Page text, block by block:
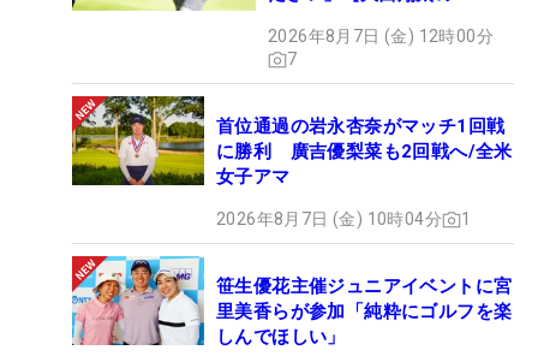
2026年8月7日 (金) 12時00分
7
首位通過の岩永杏奈がマッチ1回戦
に勝利 廣吉優梨菜も2回戦へ/全米
女子アマ
2026年8月7日 (金) 10時04分 1
笹生優花主催ジュニアイベントに宮
里美香らが参加「純粋にゴルフを楽
しんでほしい」